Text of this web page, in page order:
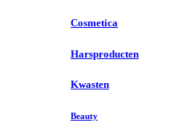
Cosmetica
Harsproducten
Kwasten
Beauty